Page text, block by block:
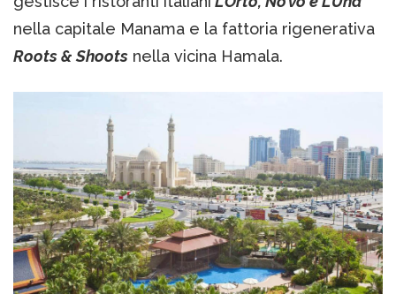
nella capitale Manama e la fattoria rigenerativa
Roots & Shoots nella vicina Hamala.